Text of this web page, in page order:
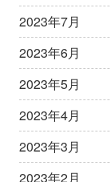
2023年7月
2023年6月
2023年5月
2023年4月
2023年3月
2023年2月